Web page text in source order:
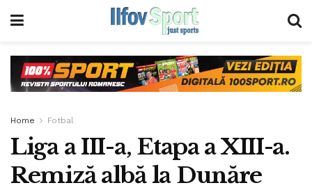
Home Fotbal
Liga a III-a, Etapa a XIII-a.
Remiză albă la Dunăre